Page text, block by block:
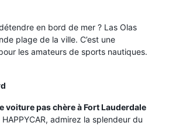
en bord de mer ? Las Olas
plage de la ville. C’est une
les amateurs de sports nautiques.
voiture pas chère à Fort Lauderdale
HAPPYCAR, admirez la splendeur du